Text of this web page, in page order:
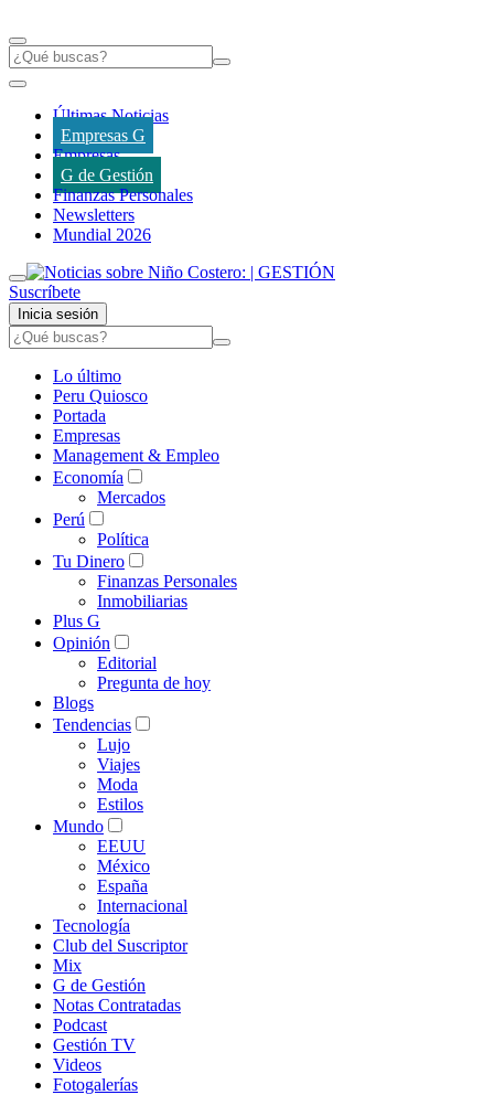
Últimas Noticias
Empresas G
Empresas
G de Gestión
Finanzas Personales
Newsletters
Mundial 2026
Suscríbete
Inicia sesión
Lo último
Peru Quiosco
Portada
Empresas
Management & Empleo
Economía
Mercados
Perú
Política
Tu Dinero
Finanzas Personales
Inmobiliarias
Plus G
Opinión
Editorial
Pregunta de hoy
Blogs
Tendencias
Lujo
Viajes
Moda
Estilos
Mundo
EEUU
México
España
Internacional
Tecnología
Club del Suscriptor
Mix
G de Gestión
Notas Contratadas
Podcast
Gestión TV
Videos
Fotogalerías